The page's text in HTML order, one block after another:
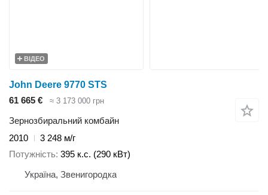
ВІДЕО
John Deere 9770 STS
61 665 €
≈ 3 173 000 грн
Зернозбиральний комбайн
2010
3 248 м/г
Потужність 395 к.с. (290 кВт)
Україна, Звенигородка